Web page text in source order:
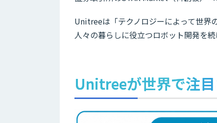
Unitreeは「テクノロジーによって世界
人々の暮らしに役立つロボット開発を続
Unitreeが世界で注